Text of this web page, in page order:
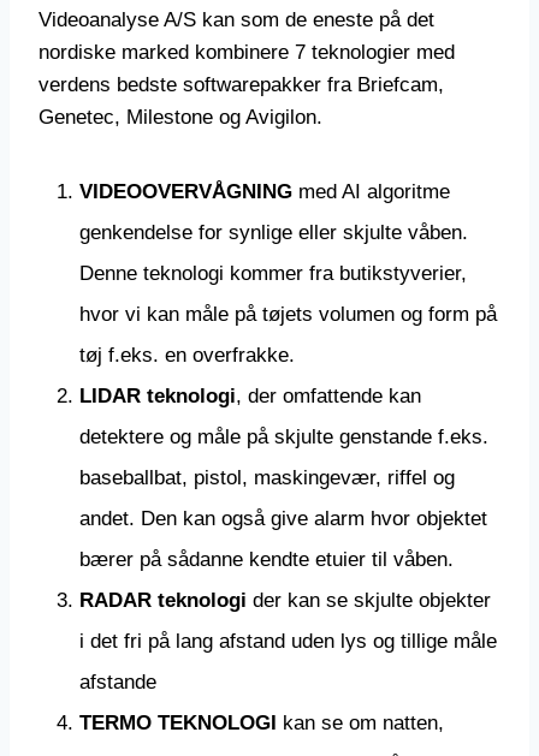
Videoanalyse A/S kan som de eneste på det
nordiske marked kombinere 7 teknologier med
verdens bedste softwarepakker fra Briefcam,
Genetec, Milestone og Avigilon.
VIDEOOVERVÅGNING med AI algoritme
genkendelse for synlige eller skjulte våben.
Denne teknologi kommer fra butikstyverier,
hvor vi kan måle på tøjets volumen og form på
tøj f.eks. en overfrakke.
LIDAR teknologi, der omfattende kan
detektere og måle på skjulte genstande f.eks.
baseballbat, pistol, maskingevær, riffel og
andet. Den kan også give alarm hvor objektet
bærer på sådanne kendte etuier til våben.
RADAR teknologi der kan se skjulte objekter
i det fri på lang afstand uden lys og tillige måle
afstande
TERMO TEKNOLOGI kan se om natten,